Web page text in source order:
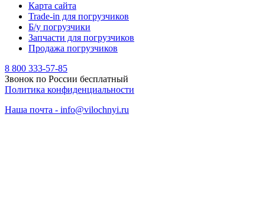
Карта сайта
Trade-in для погрузчиков
Б/у погрузчики
Запчасти для погрузчиков
Продажа погрузчиков
8 800 333-57-85
Звонок по России бесплатный
Политика конфиденциальности
Наша почта - info@vilochnyi.ru